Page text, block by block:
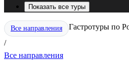
Показать все туры
Все направления
/
Гастротуры по
Все направления